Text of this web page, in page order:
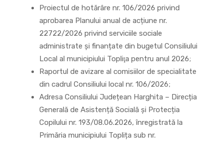
Proiectul de hotărâre nr. 106/2026 privind
aprobarea Planului anual de acțiune nr.
22722/2026 privind serviciile sociale
administrate și finanțate din bugetul Consiliului
Local al municipiului Topliţa pentru anul 2026;
Raportul de avizare al comisiilor de specialitate
din cadrul Consiliului local nr. 106/2026;
Adresa Consiliului Județean Harghita – Direcția
Generală de Asistență Socială și Protecția
Copilului nr. 193/08.06.2026, înregistrată la
Primăria municipiului Toplița sub nr.